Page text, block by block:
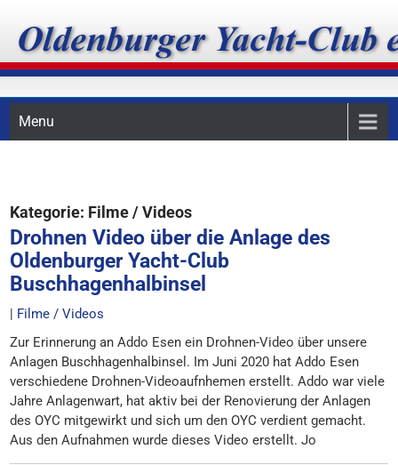
content
Oldenburger Yacht-Club
e.V.
Menu
Kategorie: Filme / Videos
Drohnen Video über die Anlage des
Oldenburger Yacht-Club
Buschhagenhalbinsel
| Filme / Videos
Zur Erinnerung an Addo Esen ein Drohnen-Video über unsere
Anlagen Buschhagenhalbinsel. Im Juni 2020 hat Addo Esen
verschiedene Drohnen-Videoaufnhemen erstellt. Addo war viele
Jahre Anlagenwart, hat aktiv bei der Renovierung der Anlagen
des OYC mitgewirkt und sich um den OYC verdient gemacht.
Aus den Aufnahmen wurde dieses Video erstellt. Jo